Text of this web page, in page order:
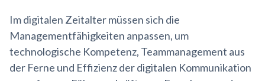
Im digitalen Zeitalter müssen sich die
Managementfähigkeiten anpassen, um
technologische Kompetenz, Teammanagement aus
der Ferne und Effizienz der digitalen Kommunikation